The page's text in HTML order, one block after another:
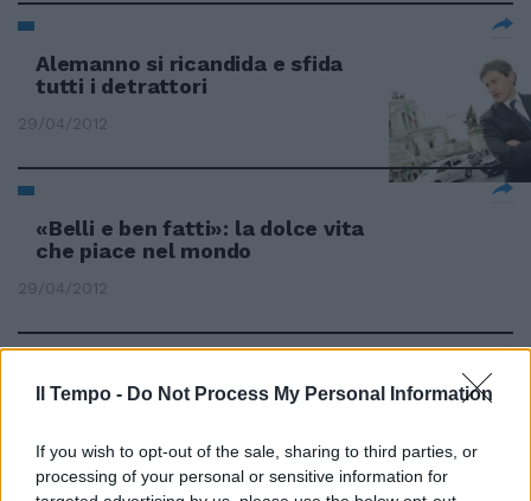
Il Tempo - Do Not Process My Personal Information
If you wish to opt-out of the sale, sharing to third parties, or
processing of your personal or sensitive information for
Alemanno si ricandida e sfida
tutti i detrattori
29/04/2012
«Belli e ben fatti»: la dolce vita
che piace nel mondo
29/04/2012
Controlli italiani all'avanguardia.
15/04/2012